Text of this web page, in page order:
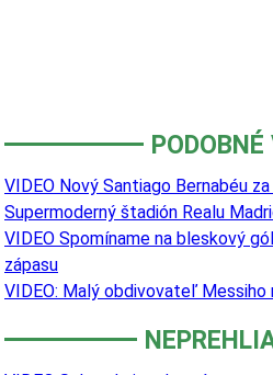
VIDEO Nový Santiago Bernabéu
Supermoderný štadión Realu
VIDEO Spomíname na bleskový
zápasu
VIDEO: Malý obdivovateľ